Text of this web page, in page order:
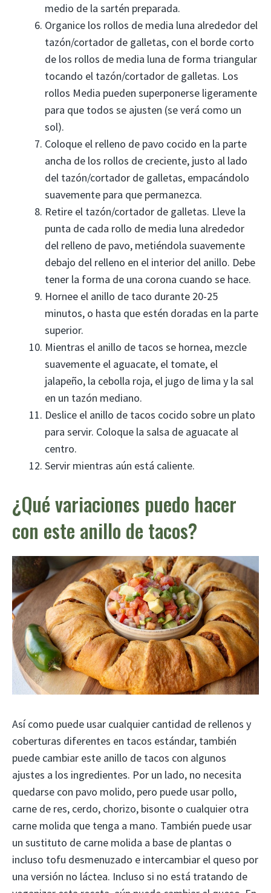
medio de la sartén preparada.
Organice los rollos de media luna alrededor del
tazón/cortador de galletas, con el borde corto
de los rollos de media luna de forma triangular
tocando el tazón/cortador de galletas. Los
rollos Media pueden superponerse ligeramente
para que todos se ajusten (se verá como un
sol).
Coloque el relleno de pavo cocido en la parte
ancha de los rollos de creciente, justo al lado
del tazón/cortador de galletas, empacándolo
suavemente para que permanezca.
Retire el tazón/cortador de galletas. Lleve la
punta de cada rollo de media luna alrededor
del relleno de pavo, metiéndola suavemente
debajo del relleno en el interior del anillo. Debe
tener la forma de una corona cuando se hace.
Hornee el anillo de taco durante 20-25
minutos, o hasta que estén doradas en la parte
superior.
Mientras el anillo de tacos se hornea, mezcle
suavemente el aguacate, el tomate, el
jalapeño, la cebolla roja, el jugo de lima y la sal
en un tazón mediano.
Deslice el anillo de tacos cocido sobre un plato
para servir. Coloque la salsa de aguacate al
centro.
Servir mientras aún está caliente.
¿Qué variaciones puedo hacer
con este anillo de tacos?
Así como puede usar cualquier cantidad de rellenos y
coberturas diferentes en tacos estándar, también
puede cambiar este anillo de tacos con algunos
ajustes a los ingredientes. Por un lado, no necesita
quedarse con pavo molido, pero puede usar pollo,
carne de res, cerdo, chorizo, bisonte o cualquier otra
carne molida que tenga a mano. También puede usar
un sustituto de carne molida a base de plantas o
incluso tofu desmenuzado e intercambiar el queso por
una versión no láctea. Incluso si no está tratando de